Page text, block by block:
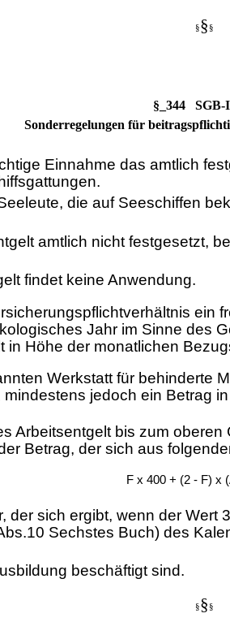
§§ §
§_344
Sonderregelungen für
Einnahme das amtlich
die auf Seeschiffen
amtlich nicht festgesetzt,
findet keine Anwendung.
Jahr im Sinne des
in Höhe der monatlichen
Werkstatt für behinderte
jedoch ein Betrag
Arbeitsentgelt bis zum
Betrag, der sich aus
F x 400 + (2 - F) x
der sich ergibt, wenn der Wert
Sechstes Buch) des
beschäftigt sind.
§§ §